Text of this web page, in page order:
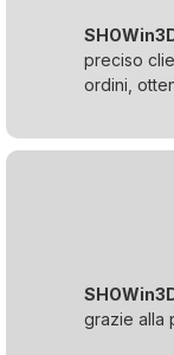
preciso
ordini,
grazie alla